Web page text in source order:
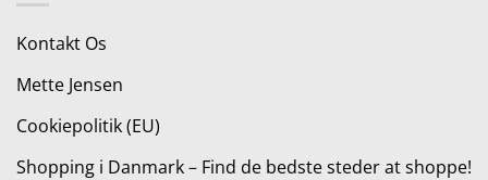
Kontakt Os
Mette Jensen
Cookiepolitik (EU)
Shopping i Danmark – Find de bedste steder at shoppe!